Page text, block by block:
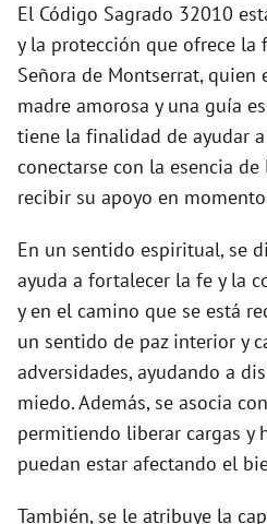
El Código Sagrado 32010
y la protección que ofrece la
Señora de Montserrat, quien
madre amorosa y una guía
tiene la finalidad de ayudar
conectarse con la esencia de
recibir su apoyo en
En un sentido espiritual, se
ayuda a fortalecer la fe y la
y en el camino que se está
un sentido de paz interior y
adversidades, ayudando a
miedo. Además, se asocia
permitiendo liberar cargas y
puedan estar afectando el
También, se le atribuye la